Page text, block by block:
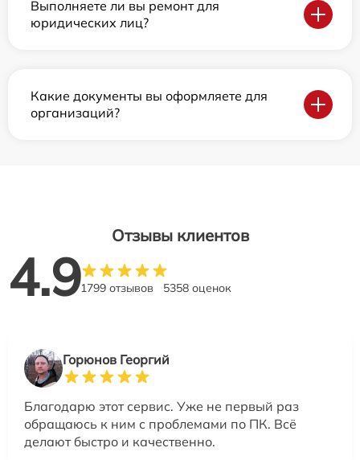
Выполняете ли вы ремонт для
юридических лиц?
Какие документы вы оформляете для
организаций?
Отзывы клиентов
4.91799 отзывов 5358 оценок
Горюнов Георгий
Благодарю этот сервис. Уже не первый раз
обращаюсь к ним с проблемами по ПК. Всё
делают быстро и качественно.